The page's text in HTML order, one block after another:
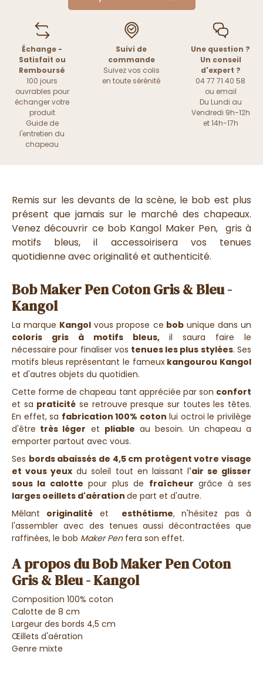
Échange -
Satisfait ou
Remboursé
100 jours
ouvrables pour
échanger votre
produit
Guide de
l'entretien du
chapeau
Suivi de
commande
Suivez vos colis
en toute sérénité
Une question ?
Un conseil
d'expert ?
04 77 71 40 58
ou email
Du Lundi au
Vendredi 9h-12h
et 14h-17h
Remis sur les devants de la scène, le bob est plus
présent que jamais sur le marché des chapeaux.
Venez découvrir ce bob Kangol Maker Pen, gris à
motifs bleus, il accessoirisera vos tenues
quotidienne avec originalité et authenticité.
Bob Maker Pen Coton Gris & Bleu -
Kangol
La marque Kangol vous propose ce bobunique dans un
coloris gris à motifs bleus, il saura faire le
nécessaire pour finaliser vos tenues les plus stylées. Ses
motifs bleus représentant le fameuxkangourou Kangol
et d'autres objets du quotidien.
Cette forme de chapeau tant appréciée par son confort
et sa praticité se retrouve presque sur toutes les têtes.
En effet, sa fabrication 100% coton lui octroi le privilège
d'être très léger et pliable au besoin. Un chapeau a
emporter partout avec vous.
Ses bords abaissés de 4,5 cm protègent votre visage
et vous yeux du soleil tout en laissant l'air se glisser
sous la calotte pour plus de fraîcheur grâce à ses
larges oeillets d'aération de part et d'autre.
Mêlant originalité et esthétisme, n'hésitez pas à
l'assembler avec des tenues aussi décontractées que
raffinées, le bob Maker Penfera son effet.
A propos du Bob Maker Pen Coton
Gris & Bleu - Kangol
Composition 100% coton
Calotte de 8 cm
Largeur des bords 4,5 cm
Œillets d'aération
Genre mixte